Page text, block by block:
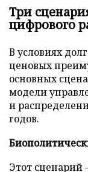
Три
цифрового
В условиях
ценовых
основных
модели
и
годов.
Этот сценарий